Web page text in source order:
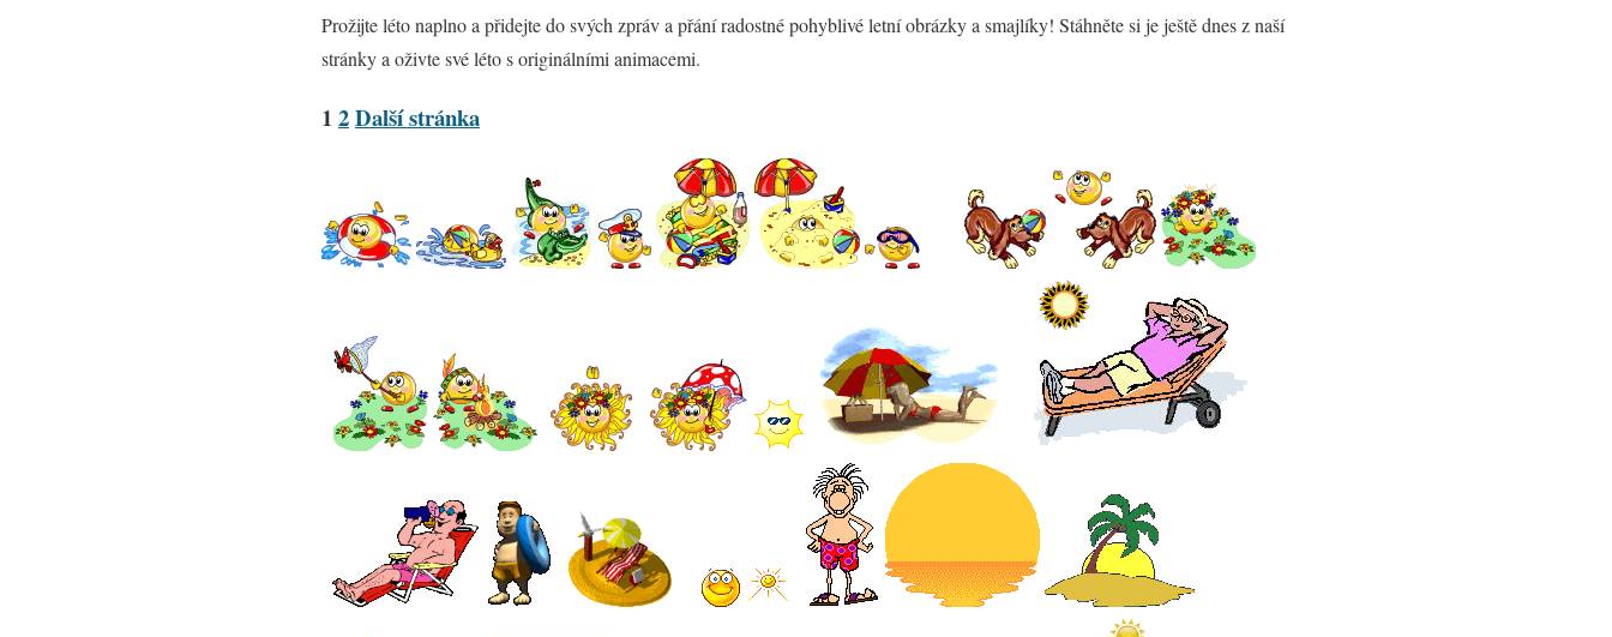
Prožijte léto naplno a přidejte do svých zpráv a přání radostné pohyblivé letní obrázky a smajlíky! Stáhněte si je ještě dnes z naší
stránky a oživte své léto s originálními animacemi.
12Další stránka